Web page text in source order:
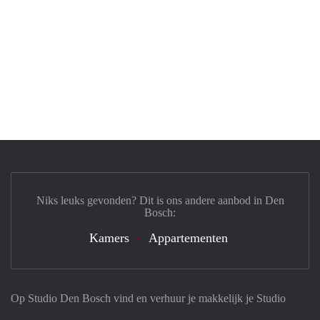
Op Studio Den Bosch vind en verhuur je makkelijk je Studio
Niks leuks gevonden? Dit is ons andere aanbod in Den
Bosch:
Kamers Appartementen